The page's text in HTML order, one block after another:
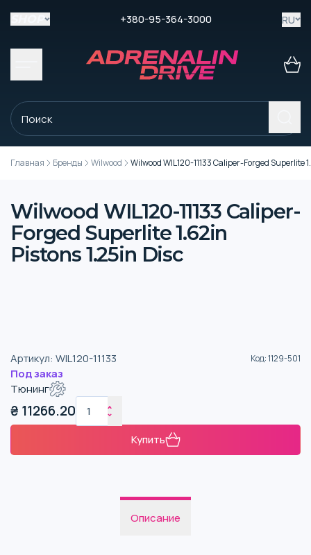
+380-95-364-3000 RU
Главная Бренды Wilwood Wilwood WIL120-11133 Caliper-Forged Superlite
Wilwood WIL120-11133 Caliper-
Forged Superlite 1.62in
Pistons 1.25in Disc
Артикул: WIL120-11133 Код:1129-501
Под заказ
Тюнинг
₴ 11266.20
Купить
Описание